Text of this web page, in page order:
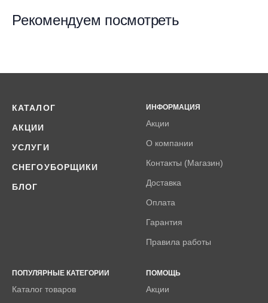
Рекомендуем посмотреть
КАТАЛОГ
АКЦИИ
УСЛУГИ
СНЕГОУБОРЩИКИ
БЛОГ
ИНФОРМАЦИЯ
Акции
О компании
Контакты (Магазин)
Доставка
Оплата
Гарантия
Правила работы
ПОПУЛЯРНЫЕ КАТЕГОРИИ
Каталог товаров
ПОМОЩЬ
Акции